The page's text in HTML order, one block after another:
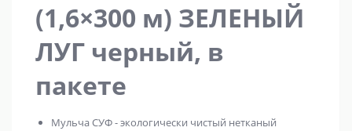
(1,6×300 м) ЗЕЛЕНЫЙ
ЛУГ черный, в
пакете
Мульча СУФ - экологически чистый нетканый